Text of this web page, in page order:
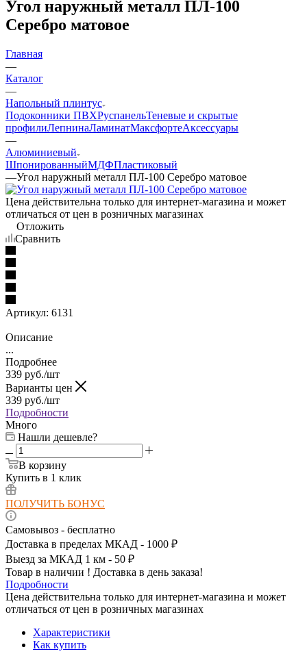
Угол наружный металл ПЛ-100
Серебро матовое
Главная
—
Каталог
—
Напольный плинтус
Подоконники ПВХРуспанельТеневые и скрытые
профилиЛепнинаЛаминатМаксфортеАксессуары
—
Алюминиевый
ШпонированныйМДФПластиковый
—Угол наружный металл ПЛ-100 Серебро матовое
Цена действительна только для интернет-магазина и может
отличаться от цен в розничных магазинах
Отложить
Сравнить
Артикул: 6131
Описание
...
Подробнее
339 руб./шт
Варианты цен
339 руб./шт
Подробности
Много
Нашли дешевле?
В корзину
Купить в 1 клик
ПОЛУЧИТЬ БОНУС
Самовывоз - бесплатно
Доставка в пределах МКАД - 1000 ₽
Выезд за МКАД 1 км - 50 ₽
Товар в наличии ! Доставка в день заказа!
Подробности
Цена действительна только для интернет-магазина и может
отличаться от цен в розничных магазинах
Характеристики
Как купить